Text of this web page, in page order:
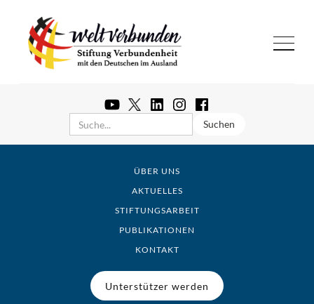
ÜBER UNS
AKTUELLES
STIFTUNGSARBEIT
PUBLIKATIONEN
KONTAKT
Unterstützer werden